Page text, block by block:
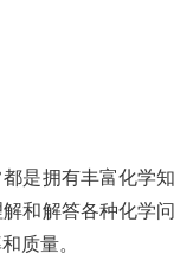
是拥有丰富化学知
和解答各种化学问
质量。